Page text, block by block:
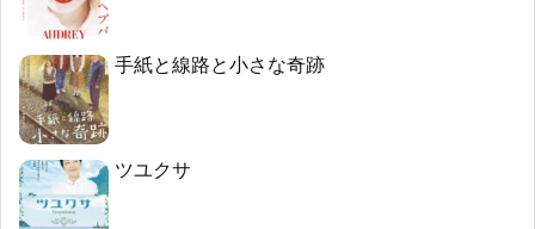
手紙と線路と小さな奇跡
ツユクサ